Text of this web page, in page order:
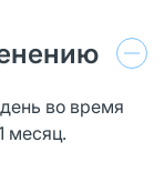
во время
месяц.